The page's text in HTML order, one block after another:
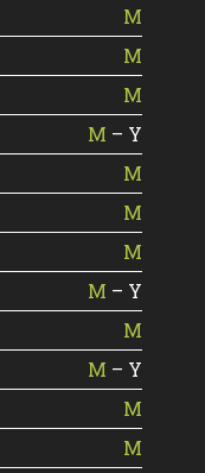
M
M
M
M – Y
M
M
M
M – Y
M
M – Y
M
M